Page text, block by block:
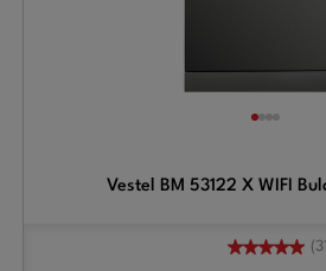
Vestel BM 53122 X WIFI